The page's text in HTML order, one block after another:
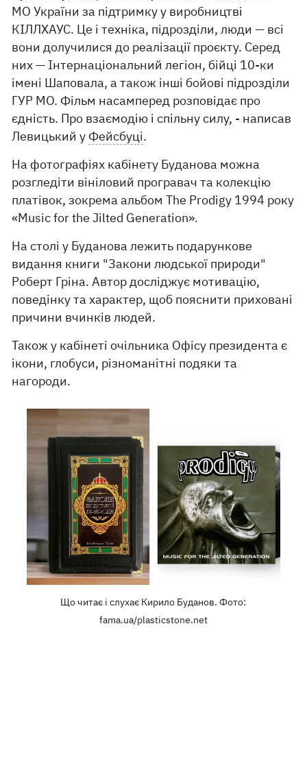
МО України за підтримку у виробництві
КІЛЛХАУС. Це і техніка, підрозділи, люди — всі
вони долучилися до реалізації проєкту. Серед
них — Інтернаціональний легіон, бійці 10-ки
імені Шаповала, а також інші бойові підрозділи
ГУР МО. Фільм насамперед розповідає про
єдність. Про взаємодію і спільну силу, - написав
Левицький у Фейсбуці.
На фотографіях кабінету Буданова можна
розгледіти вініловий програвач та колекцію
платівок, зокрема альбом The Prodigy 1994 року
«Music for the Jilted Generation».
На столі у Буданова лежить подарункове
видання книги "Закони людської природи"
Роберт Гріна. Автор досліджує мотивацію,
поведінку та характер, щоб пояснити приховані
причини вчинків людей.
Також у кабінеті очільника Офісу президента є
ікони, глобуси, різноманітні подяки та
нагороди.
Що читає і слухає Кирило Буданов. Фото:
fama.ua/plasticstone.net